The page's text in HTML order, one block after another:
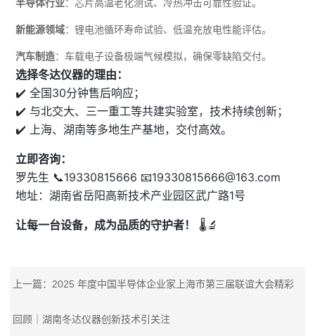
半导体行业：芯片高温老化测试、冷热冲击可靠性验证。
新能源领域：锂电池循环寿命试验、低温充放电性能评估。
汽车制造：车载电子设备极端气候模拟，确保零缺陷交付。
选择冬达仪器的理由：
✔️ 全国30分钟售后响应；
✔️ 与北交大、三一重工等共建实验室，技术持续创新；
✔️ 上海、湖南等多地生产基地，交付高效。
立即咨询：
罗先生 📞19330815666 📧19330815666@163.com
地址：湖南省岳阳高新技术产业园区武广路1号
让每一台设备，成为品质的守护者！ 🌡️🔬
上一篇：2025 年度中国半导体企业家上海市第三届联谊大会精彩
回顾｜湖南冬达仪器创新技术引关注